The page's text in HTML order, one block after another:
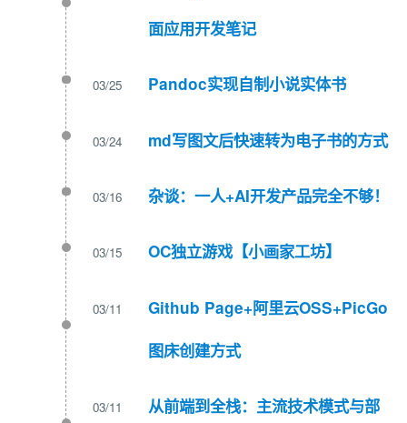
面应用开发笔记
03/25 Pandoc实现自制小说实体书
03/24 md写图文后快速转为电子书的方式
03/16 杂谈：一人+AI开发产品完全不够！
03/15 OC独立游戏【小画家工坊】
03/11
Github Page+阿里云OSS+PicGo
图床创建方式
03/11 从前端到全栈：主流技术模式与部